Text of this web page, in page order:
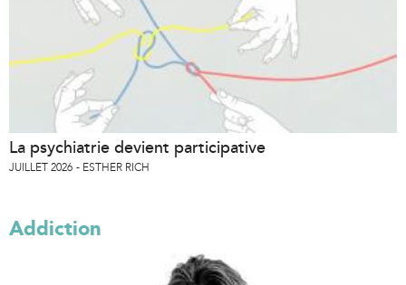
La psychiatrie devient participative
JUILLET 2026 ESTHER RICH
Addiction